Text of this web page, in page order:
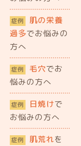
症例
肌の栄養
過多でお悩みの
方へ
症例 毛穴でお
悩みの方へ
症例 日焼けで
お悩みの方へ
症例 肌荒れを